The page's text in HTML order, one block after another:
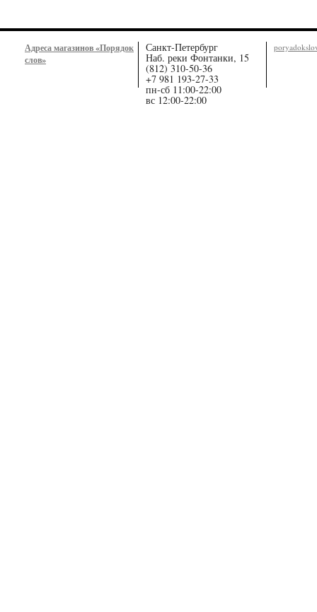
Адреса магазинов «Порядок
слов»
Санкт-Петербург
Наб. реки Фонтанки, 15
(812) 310-50-36
+7 981 193-27-33
пн-сб 11:00-22:00
вс 12:00-22:00